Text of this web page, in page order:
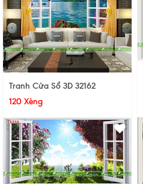
Tranh Cửa Sổ 3D 32162
120 Xèng